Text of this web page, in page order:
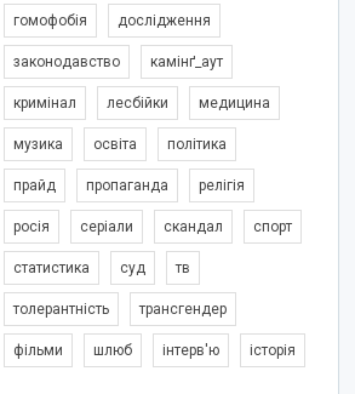
гомофобія дослідження
законодавство камінґ_аут
кримінал лесбійки медицина
музика освіта політика
прайд пропаганда релігія
росія серіали скандал спорт
статистика суд тв
толерантність трансгендер
фільми шлюб інтерв'ю історія